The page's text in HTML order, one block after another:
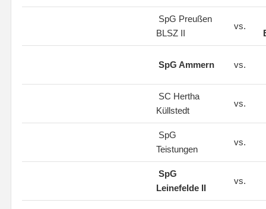
SpG Preußen
BLSZ II
vs.
SpG Ammern vs.
SC Hertha
Küllstedt
vs.
SpG
Teistungen
vs.
SpG
Leinefelde II
vs.